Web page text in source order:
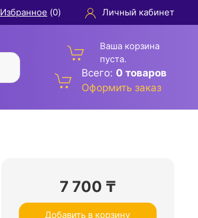
Избранное (0) Личный кабинет
Ваша корзина
пуста.
Всего: 0 товаров
Оформить заказ
7 700 ₸
Добавить в корзину